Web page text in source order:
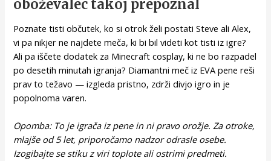
oboževalec takoj prepoznal
Poznate tisti občutek, ko si otrok želi postati Steve ali Alex,
vi pa nikjer ne najdete meča, ki bi bil videti kot tisti iz igre?
Ali pa iščete dodatek za Minecraft cosplay, ki ne bo razpadel
po desetih minutah igranja? Diamantni meč iz EVA pene reši
prav to težavo — izgleda pristno, zdrži divjo igro in je
popolnoma varen.
Opomba: To je igrača iz pene in ni pravo orožje. Za otroke,
mlajše od 5 let, priporočamo nadzor odrasle osebe.
Izogibajte se stiku z viri toplote ali ostrimi predmeti.